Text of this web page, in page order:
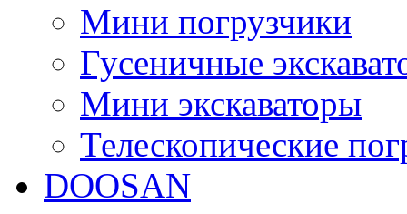
Мини погрузчики
Гусеничные
Мини экскаваторы
Телескопические
DOOSAN